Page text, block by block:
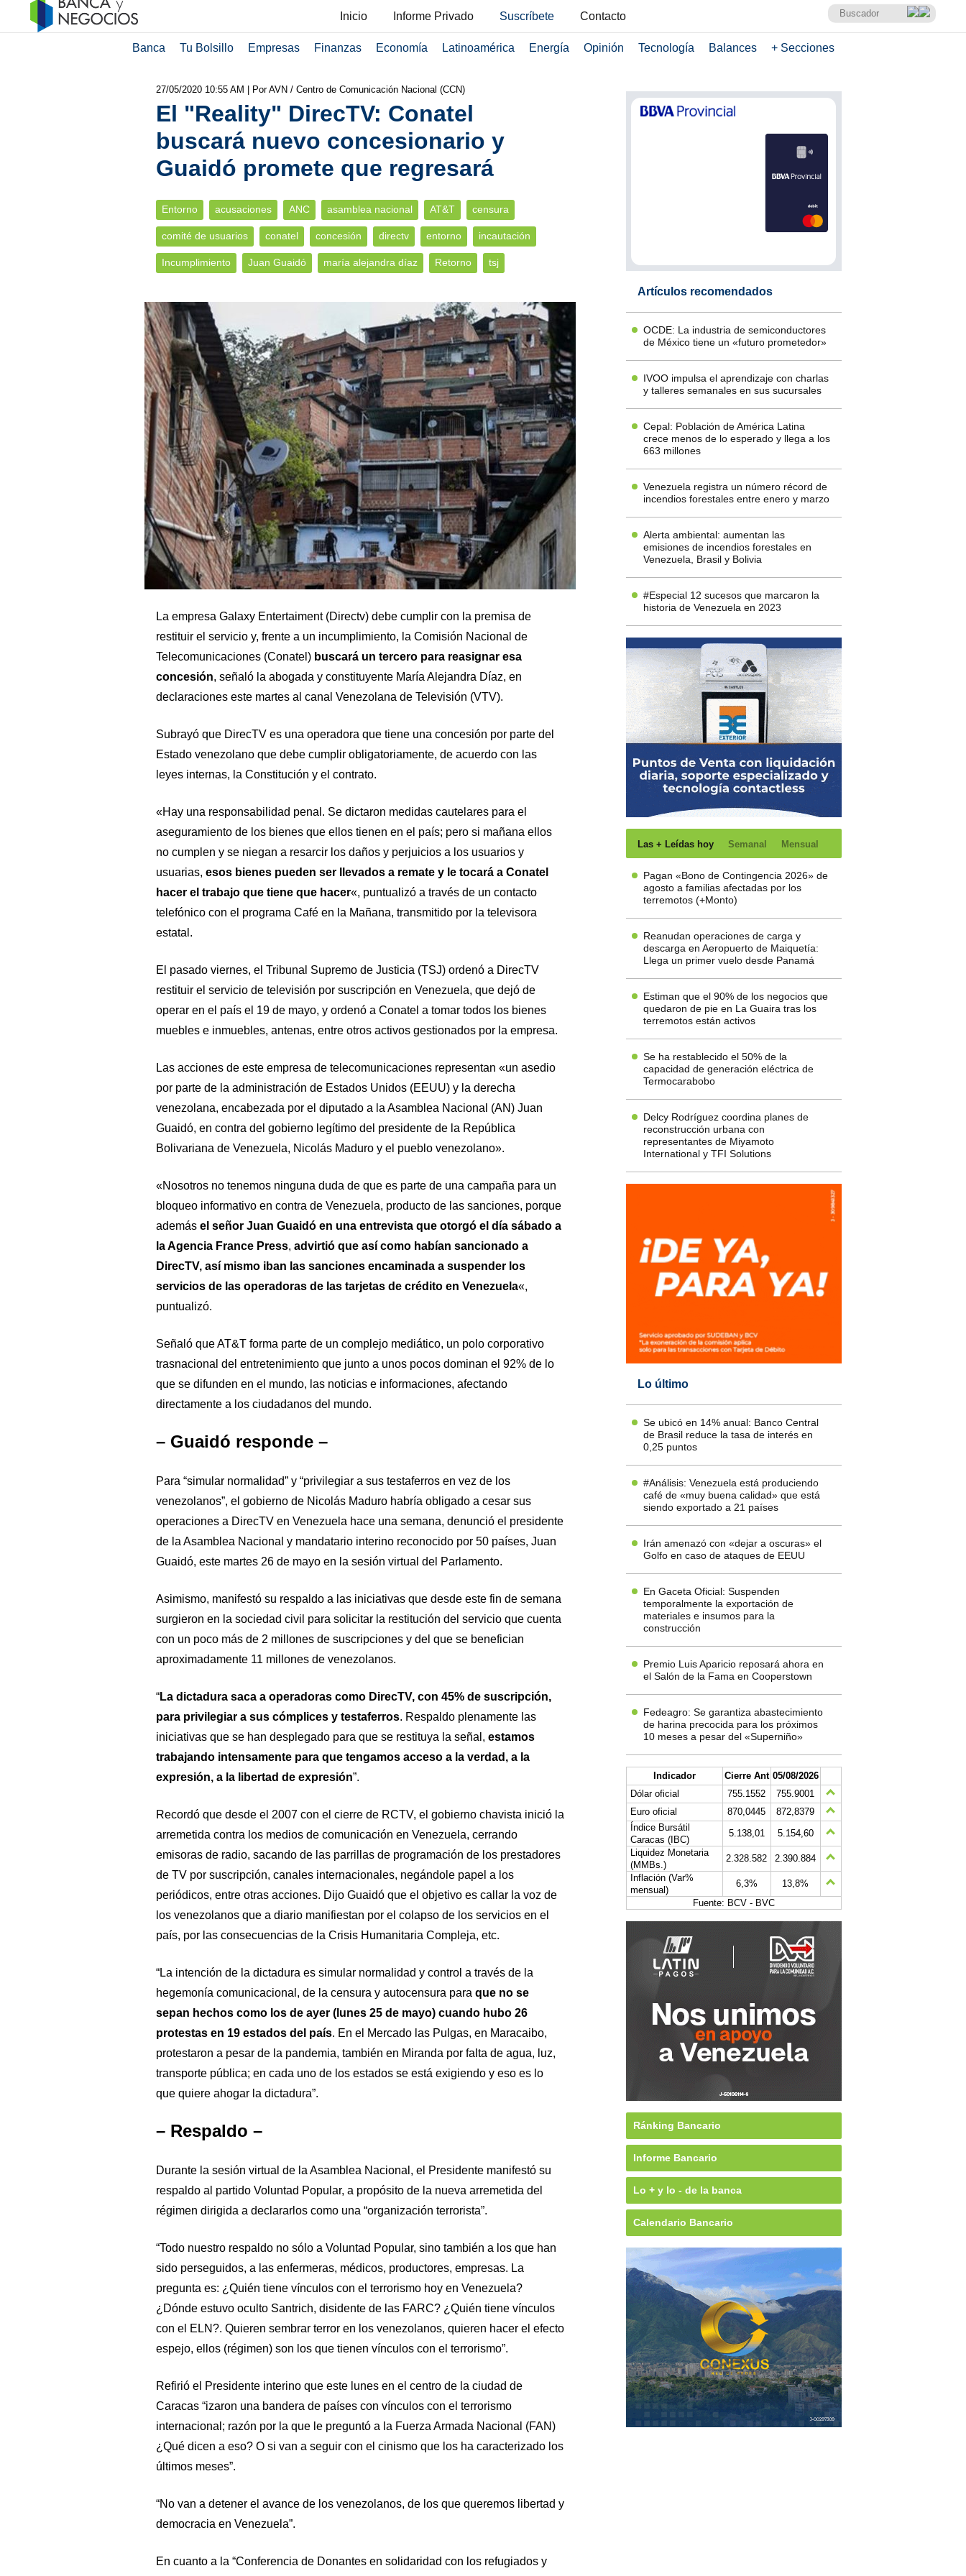
Inicio Informe Privado Suscríbete Contacto
Banca Tu Bolsillo Empresas Finanzas Economía Latinoamérica Energía Opinión Tecnología Balances + Secciones
27/05/2020 10:55 AM | Por AVN / Centro de Comunicación Nacional (CCN)
El "Reality" DirecTV: Conatel
buscará nuevo concesionario y
Guaidó promete que regresará
Entorno acusaciones ANC asamblea nacional AT&T censura
comité de usuarios conatel concesión directv entorno incautación
Incumplimiento Juan Guaidó maría alejandra díaz Retorno tsj
La empresa Galaxy Entertaiment (Directv) debe cumplir con la premisa de
restituir el servicio y, frente a un incumplimiento, la Comisión Nacional de
Telecomunicaciones (Conatel) buscará un tercero para reasignar esa
concesión, señaló la abogada y constituyente María Alejandra Díaz, en
declaraciones este martes al canal Venezolana de Televisión (VTV).
Subrayó que DirecTV es una operadora que tiene una concesión por parte del
Estado venezolano que debe cumplir obligatoriamente, de acuerdo con las
leyes internas, la Constitución y el contrato.
«Hay una responsabilidad penal. Se dictaron medidas cautelares para el
aseguramiento de los bienes que ellos tienen en el país; pero si mañana ellos
no cumplen y se niegan a resarcir los daños y perjuicios a los usuarios y
usuarias, esos bienes pueden ser llevados a remate y le tocará a Conatel
hacer el trabajo que tiene que hacer«, puntualizó a través de un contacto
telefónico con el programa Café en la Mañana, transmitido por la televisora
estatal.
El pasado viernes, el Tribunal Supremo de Justicia (TSJ) ordenó a DirecTV
restituir el servicio de televisión por suscripción en Venezuela, que dejó de
operar en el país el 19 de mayo, y ordenó a Conatel a tomar todos los bienes
muebles e inmuebles, antenas, entre otros activos gestionados por la empresa.
Las acciones de este empresa de telecomunicaciones representan «un asedio
por parte de la administración de Estados Unidos (EEUU) y la derecha
venezolana, encabezada por el diputado a la Asamblea Nacional (AN) Juan
Guaidó, en contra del gobierno legítimo del presidente de la República
Bolivariana de Venezuela, Nicolás Maduro y el pueblo venezolano».
«Nosotros no tenemos ninguna duda de que es parte de una campaña para un
bloqueo informativo en contra de Venezuela, producto de las sanciones, porque
además el señor Juan Guaidó en una entrevista que otorgó el día sábado a
la Agencia France Press, advirtió que así como habían sancionado a
DirecTV, así mismo iban las sanciones encaminada a suspender los
servicios de las operadoras de las tarjetas de crédito en Venezuela«,
puntualizó.
Señaló que AT&T forma parte de un complejo mediático, un polo corporativo
trasnacional del entretenimiento que junto a unos pocos dominan el 92% de lo
que se difunden en el mundo, las noticias e informaciones, afectando
directamente a los ciudadanos del mundo.
– Guaidó responde –
Para “simular normalidad” y “privilegiar a sus testaferros en vez de los
venezolanos”, el gobierno de Nicolás Maduro habría obligado a cesar sus
operaciones a DirecTV en Venezuela hace una semana, denunció el presidente
de la Asamblea Nacional y mandatario interino reconocido por 50 países, Juan
Guaidó, este martes 26 de mayo en la sesión virtual del Parlamento.
Asimismo, manifestó su respaldo a las iniciativas que desde este fin de semana
surgieron en la sociedad civil para solicitar la restitución del servicio que cuenta
con un poco más de 2 millones de suscripciones y del que se benefician
aproximadamente 11 millones de venezolanos.
“La dictadura saca a operadoras como DirecTV, con 45% de suscripción,
para privilegiar a sus cómplices y testaferros. Respaldo plenamente las
iniciativas que se han desplegado para que se restituya la señal, estamos
trabajando intensamente para que tengamos acceso a la verdad, a la
expresión, a la libertad de expresión”.
Recordó que desde el 2007 con el cierre de RCTV, el gobierno chavista inició la
arremetida contra los medios de comunicación en Venezuela, cerrando
emisoras de radio, sacando de las parrillas de programación de los prestadores
de TV por suscripción, canales internacionales, negándole papel a los
periódicos, entre otras acciones. Dijo Guaidó que el objetivo es callar la voz de
los venezolanos que a diario manifiestan por el colapso de los servicios en el
país, por las consecuencias de la Crisis Humanitaria Compleja, etc.
“La intención de la dictadura es simular normalidad y control a través de la
hegemonía comunicacional, de la censura y autocensura para que no se
sepan hechos como los de ayer (lunes 25 de mayo) cuando hubo 26
protestas en 19 estados del país. En el Mercado las Pulgas, en Maracaibo,
protestaron a pesar de la pandemia, también en Miranda por falta de agua, luz,
transporte pública; en cada uno de los estados se está exigiendo y eso es lo
que quiere ahogar la dictadura”.
– Respaldo –
Durante la sesión virtual de la Asamblea Nacional, el Presidente manifestó su
respaldo al partido Voluntad Popular, a propósito de la nueva arremetida del
régimen dirigida a declararlos como una “organización terrorista”.
“Todo nuestro respaldo no sólo a Voluntad Popular, sino también a los que han
sido perseguidos, a las enfermeras, médicos, productores, empresas. La
pregunta es: ¿Quién tiene vínculos con el terrorismo hoy en Venezuela?
¿Dónde estuvo oculto Santrich, disidente de las FARC? ¿Quién tiene vínculos
con el ELN?. Quieren sembrar terror en los venezolanos, quieren hacer el efecto
espejo, ellos (régimen) son los que tienen vínculos con el terrorismo”.
Refirió el Presidente interino que este lunes en el centro de la ciudad de
Caracas “izaron una bandera de países con vínculos con el terrorismo
internacional; razón por la que le preguntó a la Fuerza Armada Nacional (FAN)
¿Qué dicen a eso? O si van a seguir con el cinismo que los ha caracterizado los
últimos meses”.
“No van a detener el avance de los venezolanos, de los que queremos libertad y
democracia en Venezuela”.
En cuanto a la “Conferencia de Donantes en solidaridad con los refugiados y
Artículos recomendados
OCDE: La industria de semiconductores
de México tiene un «futuro prometedor»
IVOO impulsa el aprendizaje con charlas
y talleres semanales en sus sucursales
Cepal: Población de América Latina
crece menos de lo esperado y llega a los
663 millones
Venezuela registra un número récord de
incendios forestales entre enero y marzo
Alerta ambiental: aumentan las
emisiones de incendios forestales en
Venezuela, Brasil y Bolivia
#Especial 12 sucesos que marcaron la
historia de Venezuela en 2023
Las + Leídas hoy Semanal Mensual
Pagan «Bono de Contingencia 2026» de
agosto a familias afectadas por los
terremotos (+Monto)
Reanudan operaciones de carga y
descarga en Aeropuerto de Maiquetía:
Llega un primer vuelo desde Panamá
Estiman que el 90% de los negocios que
quedaron de pie en La Guaira tras los
terremotos están activos
Se ha restablecido el 50% de la
capacidad de generación eléctrica de
Termocarabobo
Delcy Rodríguez coordina planes de
reconstrucción urbana con
representantes de Miyamoto
International y TFI Solutions
Lo último
Se ubicó en 14% anual: Banco Central
de Brasil reduce la tasa de interés en
0,25 puntos
#Análisis: Venezuela está produciendo
café de «muy buena calidad» que está
siendo exportado a 21 países
Irán amenazó con «dejar a oscuras» el
Golfo en caso de ataques de EEUU
En Gaceta Oficial: Suspenden
temporalmente la exportación de
materiales e insumos para la
construcción
Premio Luis Aparicio reposará ahora en
el Salón de la Fama en Cooperstown
Fedeagro: Se garantiza abastecimiento
de harina precocida para los próximos
10 meses a pesar del «Superniño»
Indicador Cierre Ant 05/08/2026
Dólar oficial
755.1552
755.9001
Euro oficial
870,0445
872,8379
Índice Bursátil
Caracas (IBC)
5.138,01
5.154,60
Liquidez Monetaria
(MMBs.)
2.328.582
2.390.884
Inflación (Var%
mensual)
6,3%
13,8%
Fuente: BCV - BVC
Ránking Bancario
Informe Bancario
Lo + y lo - de la banca
Calendario Bancario